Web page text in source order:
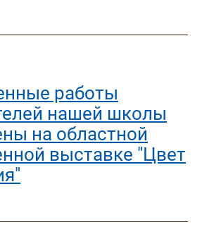
работы
нашей школы
на областной
выставке "Цвет